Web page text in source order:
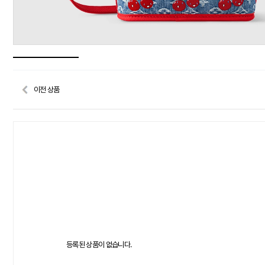
이전 상품
등록된 상품이 없습니다.